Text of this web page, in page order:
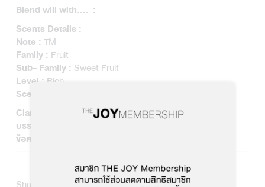
Blend will with…. :
Scents Details :
Note : TM
Family : Fruit
Sub- Family : Sweet Fruit
Level : Rich
Scents Type :
Clarifying Properties :Joyful
บรรเทาอาการ :
ข้อควรระวัง :